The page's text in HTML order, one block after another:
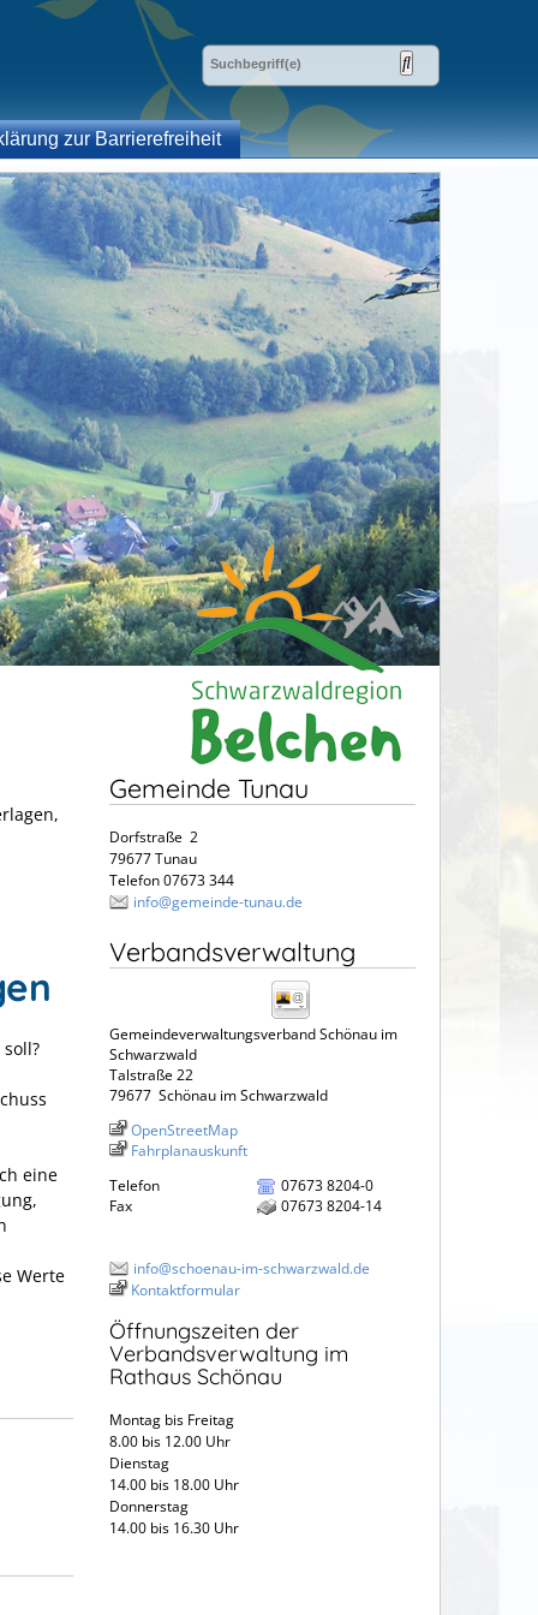
zur Barrierefreiheit
eine
Werte
Gemeinde Tunau
Dorfstraße 2
79677 Tunau
Telefon 07673 344
info@gemeinde-tunau.de
Verbandsverwaltung
Gemeindeverwaltungsverband Schönau im
Schwarzwald
Talstraße 22
79677 Schönau im Schwarzwald
OpenStreetMap
Fahrplanauskunft
Telefon
07673 8204-0
Fax
07673 8204-14
info@schoenau-im-schwarzwald.de
Kontaktformular
Öffnungszeiten der
Verbandsverwaltung im
Rathaus Schönau
Montag bis Freitag
8.00 bis 12.00 Uhr
Dienstag
14.00 bis 18.00 Uhr
Donnerstag
14.00 bis 16.30 Uhr